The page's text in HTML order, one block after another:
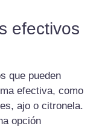
efectivos
que pueden
efectiva, como
ajo o citronela.
opción